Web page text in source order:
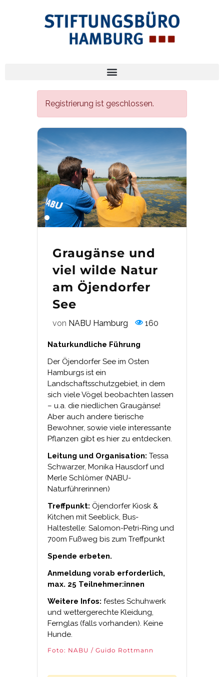
Registrierung ist geschlossen.
Graugänse und
viel wilde Natur
am Öjendorfer
See
von NABU Hamburg 160
Naturkundliche Führung
Der Öjendorfer See im Osten
Hamburgs ist ein
Landschaftsschutzgebiet, in dem
sich viele Vögel beobachten lassen
– u.a. die niedlichen Graugänse!
Aber auch andere tierische
Bewohner, sowie viele interessante
Pflanzen gibt es hier zu entdecken.
Leitung und Organisation: Tessa
Schwarzer, Monika Hausdorf und
Merle Schlömer (NABU-
Naturführerinnen)
Treffpunkt: Öjendorfer Kiosk &
Kitchen mit Seeblick, Bus-
Haltestelle: Salomon-Petri-Ring und
700m Fußweg bis zum Treffpunkt
Spende erbeten.
Anmeldung vorab erforderlich,
max. 25 Teilnehmer:innen
Weitere Infos: festes Schuhwerk
und wettergerechte Kleidung,
Fernglas (falls vorhanden). Keine
Hunde.
Foto: NABU / Guido Rottmann